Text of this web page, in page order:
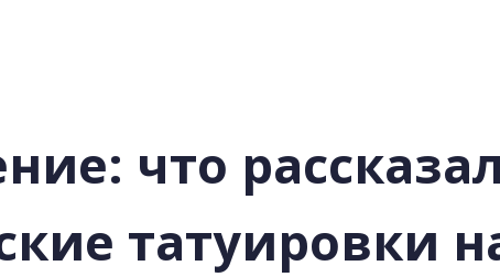
что
татуировки